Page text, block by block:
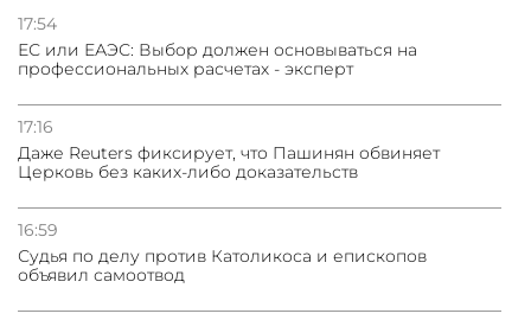
17:54
ЕС или ЕАЭС: Выбор должен основываться на
профессиональных расчетах - эксперт
17:16
Даже Reuters фиксирует, что Пашинян обвиняет
Церковь без каких-либо доказательств
16:59
Судья по делу против Католикоса и епископов
объявил самоотвод
Азербайджане
31.07.2026
Сотрудничество и очереди – детали визита главы
погрануправления СНБ Армении в Тбилиси